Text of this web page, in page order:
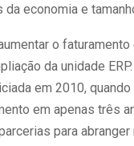
economia e
o
da unidade
em 2010,
em apenas três
para